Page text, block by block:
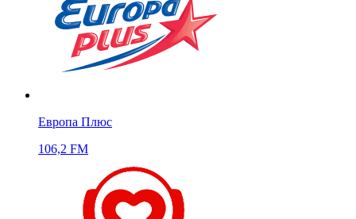
Европа Плюс
106,2 FM